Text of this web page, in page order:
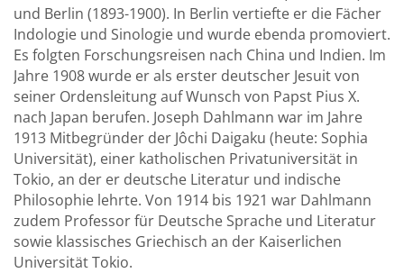
und Berlin (1893-1900). In Berlin vertiefte er die Fächer
Indologie und Sinologie und wurde ebenda promoviert.
Es folgten Forschungsreisen nach China und Indien. Im
Jahre 1908 wurde er als erster deutscher Jesuit von
seiner Ordensleitung auf Wunsch von Papst Pius X.
nach Japan berufen. Joseph Dahlmann war im Jahre
1913 Mitbegründer der Jôchi Daigaku (heute: Sophia
Universität), einer katholischen Privatuniversität in
Tokio, an der er deutsche Literatur und indische
Philosophie lehrte. Von 1914 bis 1921 war Dahlmann
zudem Professor für Deutsche Sprache und Literatur
sowie klassisches Griechisch an der Kaiserlichen
Universität Tokio.